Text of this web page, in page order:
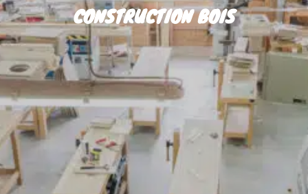
CONSTRUCTION BOIS